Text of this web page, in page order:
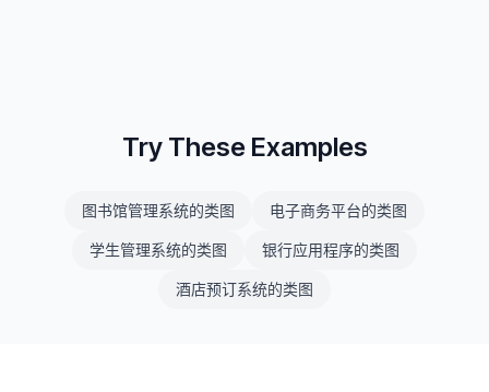
Try These Examples
图书馆管理系统的类图 电子商务平台的类图
学生管理系统的类图 银行应用程序的类图
酒店预订系统的类图